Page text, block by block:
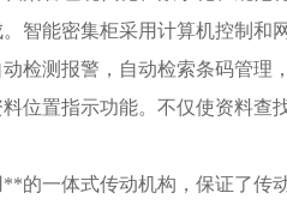
智能密集柜采用计算机控制和
检测报警，自动检索条码管理
位置指示功能。不仅使资料查
的一体式传动机构，保证了传